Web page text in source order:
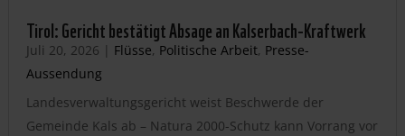
Tirol: Gericht bestätigt Absage an Kalserbach-Kraftwerk
Juli 20, 2026 | Flüsse, Politische Arbeit, Presse-
Aussendung
Landesverwaltungsgericht weist Beschwerde der
Gemeinde Kals ab – Natura 2000-Schutz kann Vorrang vor